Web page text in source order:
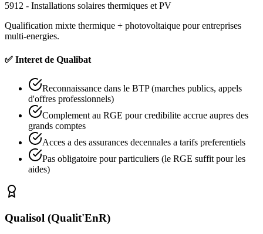
5912 - Installations solaires thermiques et PV
Qualification mixte thermique + photovoltaique pour entreprises
multi-energies.
✅ Interet de Qualibat
Reconnaissance dans le BTP (marches publics, appels
d'offres professionnels)
Complement au RGE pour credibilite accrue aupres des
grands comptes
Acces a des assurances decennales a tarifs preferentiels
Pas obligatoire pour particuliers (le RGE suffit pour les
aides)
Qualisol (Qualit'EnR)